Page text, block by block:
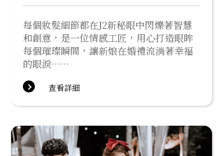
每個妝髮細節都在J2新秘眼中閃爍著智慧
和創意，是一位情感工匠，用心打造眼眸
每個璀璨瞬間，讓新娘在婚禮流淌著幸福
的眼淚……
查看詳細